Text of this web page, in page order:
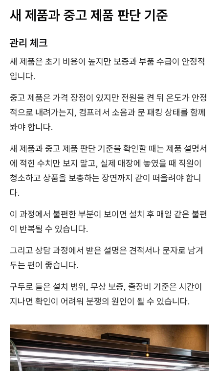
새 제품과 중고 제품 판단 기준
관리 체크
새 제품은 초기 비용이 높지만 보증과 부품 수급이 안정적
입니다.
중고 제품은 가격 장점이 있지만 전원을 켠 뒤 온도가 안정
적으로 내려가는지, 컴프레서 소음과 문 패킹 상태를 함께
봐야 합니다.
새 제품과 중고 제품 판단 기준을 확인할 때는 제품 설명서
에 적힌 수치만 보지 말고, 실제 매장에 놓였을 때 직원이
청소하고 상품을 보충하는 장면까지 같이 떠올려야 합니
다.
이 과정에서 불편한 부분이 보이면 설치 후 매일 같은 불편
이 반복될 수 있습니다.
그리고 상담 과정에서 받은 설명은 견적서나 문자로 남겨
두는 편이 좋습니다.
구두로 들은 설치 범위, 무상 보증, 출장비 기준은 시간이
지나면 확인이 어려워 분쟁의 원인이 될 수 있습니다.